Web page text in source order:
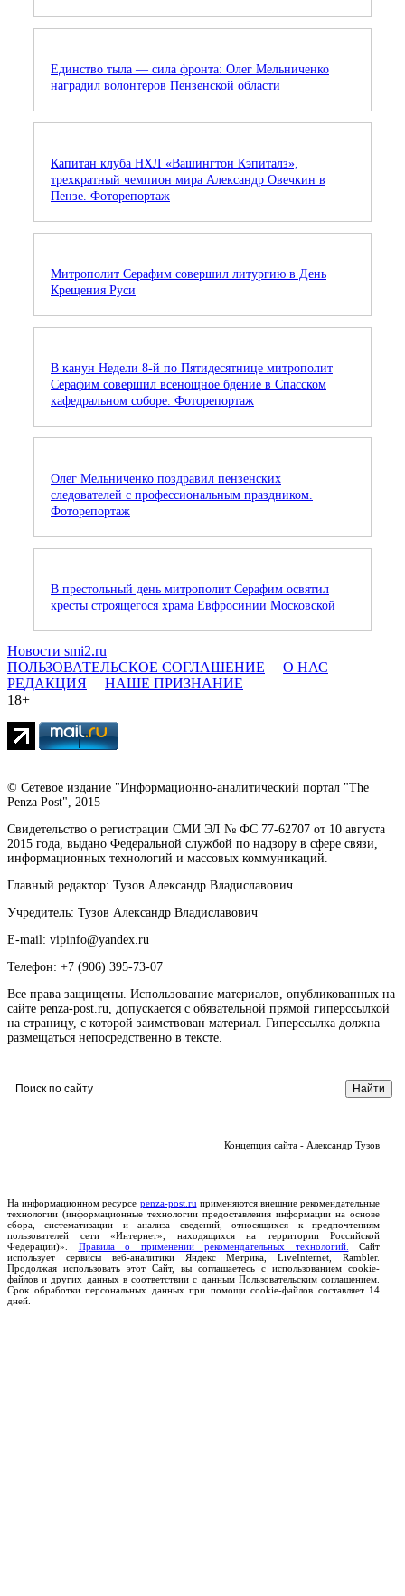
Единство тыла — сила фронта: Олег Мельниченко
наградил волонтеров Пензенской области
Капитан клуба НХЛ «Вашингтон Кэпиталз»,
трехкратный чемпион мира Александр Овечкин в
Пензе. Фоторепортаж
Митрополит Серафим совершил литургию в День
Крещения Руси
В канун Недели 8-й по Пятидесятнице митрополит
Серафим совершил всенощное бдение в Спасском
кафедральном соборе. Фоторепортаж
Олег Мельниченко поздравил пензенских
следователей с профессиональным праздником.
Фоторепортаж
В престольный день митрополит Серафим освятил
кресты строящегося храма Евфросинии Московской
Новости smi2.ru
ПОЛЬЗОВАТЕЛЬСКОЕ СОГЛАШЕНИЕ
О НАС
РЕДАКЦИЯ
НАШЕ ПРИЗНАНИЕ
18+
© Сетевое издание "Информационно-аналитический портал "The
Penza Post", 2015
Свидетельство о регистрации СМИ ЭЛ № ФС 77-62707 от 10 августа
2015 года, выдано Федеральной службой по надзору в сфере связи,
информационных технологий и массовых коммуникаций.
Главный редактор: Тузов Александр Владиславович
Учредитель: Тузов Александр Владиславович
E-mail: vipinfo@yandex.ru
Телефон: +7 (906) 395-73-07
Все права защищены. Использование материалов, опубликованных на
сайте penza-post.ru, допускается с обязательной прямой гиперссылкой
на страницу, с которой заимствован материал. Гиперссылка должна
размещаться непосредственно в тексте.
Концепция сайта - Александр Тузов
На информационном ресурсе penza-post.ru применяются внешние рекомендательные
технологии (информационные технологии предоставления информации на основе
сбора, систематизации и анализа сведений, относящихся к предпочтениям
пользователей сети «Интернет», находящихся на территории Российской
Федерации)». Правила о применении рекомендательных технологий.
Сайт
использует сервисы веб-аналитики Яндекс Метрика, LiveInternet, Rambler.
Продолжая использовать этот Сайт, вы соглашаетесь с использованием cookie-
файлов и других данных в соответствии с данным Пользовательским соглашением.
Срок обработки персональных данных при помощи cookie-файлов составляет 14
дней.